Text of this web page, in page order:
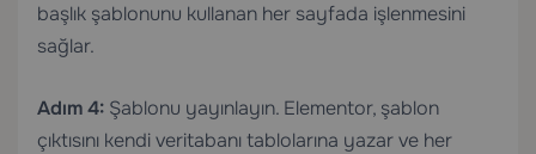
başlık şablonunu kullanan her sayfada işlenmesini
sağlar.
Adım 4: Şablonu yayınlayın. Elementor, şablon
çıktısını kendi veritabanı tablolarına yazar ve her